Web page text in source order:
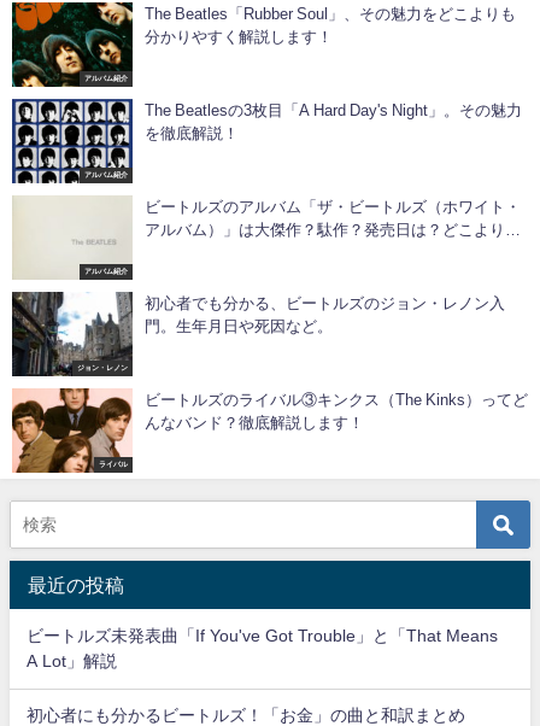
アルバム紹介
The Beatles「Rubber Soul」、その魅力をどこよりも
分かりやすく解説します！
アルバム紹介
The Beatlesの3枚目「A Hard Day's Night」。その魅力
を徹底解説！
アルバム紹介
ビートルズのアルバム「ザ・ビートルズ（ホワイト・
アルバム）」は大傑作？駄作？発売日は？どこよりも
ジョン・レノン
初心者でも分かる、ビートルズのジョン・レノン入
門。生年月日や死因など。
ライバル
ビートルズのライバル③キンクス（The Kinks）ってど
んなバンド？徹底解説します！
最近の投稿
ビートルズ未発表曲「If You've Got Trouble」と「That Means
A Lot」解説
初心者にも分かるビートルズ！「お金」の曲と和訳まとめ